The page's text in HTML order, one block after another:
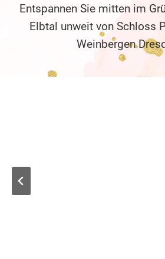
Entspannen Sie mitten im
Elbtal unweit von Schloss
Weinbergen